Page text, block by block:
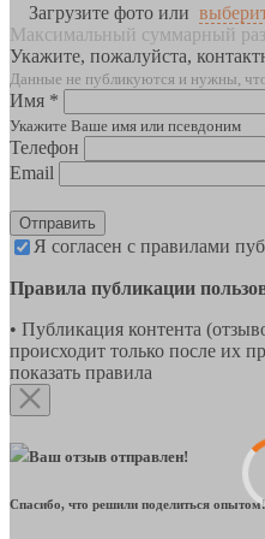
Загрузите фото или
Максимальный суммарный
Укажите, пожалуйста,
Данные не публикуются и нужны,
Имя *
Укажите Ваше имя или псевдоним
Телефон
Email
Отправить
Я согласен с правилами
Правила публикации
• Публикация контента
происходит только после их
показать правила
Ваш отзыв отправлен!
Спасибо, что решили поделиться опытом!